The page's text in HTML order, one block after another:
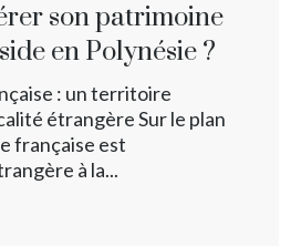
son patrimoine
en Polynésie ?
: un territoire
étrangère Sur le plan
française est
à la...